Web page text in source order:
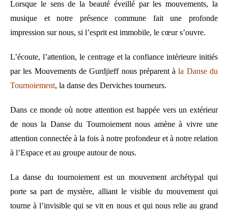
Lorsque le sens de la beauté éveillé par les mouvements, la
musique et notre présence commune fait une profonde
impression sur nous, si l’esprit est immobile, le cœur s’ouvre.
L’écoute, l’attention, le centrage et la confiance intérieure initiés
par les Mouvements de Gurdjieff nous préparent àla Danse du
Tournoiement, la danse des Derviches tourneurs.
Dans ce monde où notre attention est happée vers un extérieur
de nous la Danse du Tournoiement nous amène à vivre une
attention connectée à la fois à notre profondeur et à notre relation
à l’Espace et au groupe autour de nous.
La danse du tournoiement est un mouvement archétypal qui
porte sa part de mystère, alliant le visible du mouvement qui
tourne à l’invisible qui se vit en nous et qui nous relie au grand